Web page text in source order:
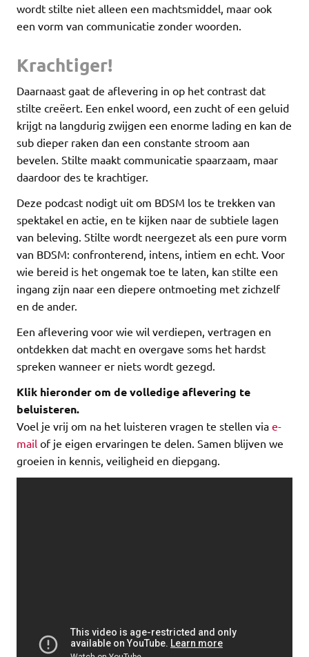
wordt stilte niet alleen een machtsmiddel, maar ook
een vorm van communicatie zonder woorden.
Krachtiger!
Daarnaast gaat de aflevering in op het contrast dat
stilte creëert. Een enkel woord, een zucht of een geluid
krijgt na langdurig zwijgen een enorme lading en kan de
sub dieper raken dan een constante stroom aan
bevelen. Stilte maakt communicatie spaarzaam, maar
daardoor des te krachtiger.
Deze podcast nodigt uit om BDSM los te trekken van
spektakel en actie, en te kijken naar de subtiele lagen
van beleving. Stilte wordt neergezet als een pure vorm
van BDSM: confronterend, intens, intiem en echt. Voor
wie bereid is het ongemak toe te laten, kan stilte een
ingang zijn naar een diepere ontmoeting met zichzelf
en de ander.
Een aflevering voor wie wil verdiepen, vertragen en
ontdekken dat macht en overgave soms het hardst
spreken wanneer er niets wordt gezegd.
Klik hieronder om de volledige aflevering te
beluisteren.
Voel je vrij om na het luisteren vragen te stellen via e-
mail of je eigen ervaringen te delen. Samen blijven we
groeien in kennis, veiligheid en diepgang.